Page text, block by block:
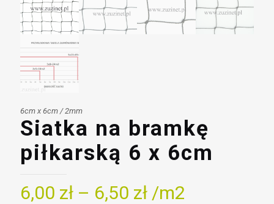
6cm x 6cm / 2mm
Siatka na bramkę
piłkarską 6 x 6cm
6,00 zł – 6,50 zł /m2